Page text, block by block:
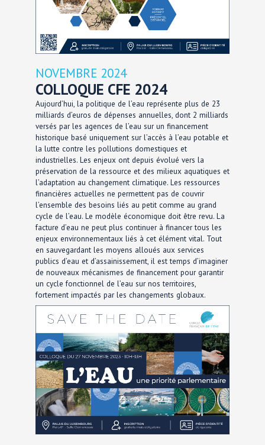
NOVEMBRE 2024
COLLOQUE CFE 2024
Aujourd’hui, la politique de l’eau représente plus de 23
milliards d’euros de dépenses annuelles, dont 2 milliards
versés par les agences de l’eau sur un financement
historique basé uniquement sur l’accès à l’eau potable et
la lutte contre les pollutions domestiques et
industrielles. Les enjeux ont depuis évolué vers la
préservation de la ressource et des milieux aquatiques et
l’adaptation au changement climatique. Les ressources
financières actuelles ne permettent pas de couvrir
l’ensemble des besoins liés au petit comme au grand
cycle de l’eau. Le modèle économique doit être revu. La
facture d’eau ne peut plus continuer à financer tous les
enjeux environnementaux liés à cet élément vital. Tout
en sauvegardant les moyens alloués aux services
publics d’eau et d’assainissement, il est temps d’imaginer
de nouveaux mécanismes de financement pour garantir
un cycle fonctionnel de l’eau sur nos territoires,
fortement impactés par les changements globaux.